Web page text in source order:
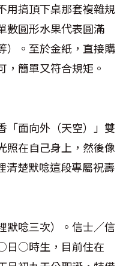
用搞頂下桌那套複雜規
數圓形水果代表圓滿
）。至於金紙，直接購
，簡單又符合規矩。
「面向外（天空）」雙
照在自己身上，然後像
清楚默唸這段專屬祝壽
默唸三次）。信士／信
○時生，目前住在